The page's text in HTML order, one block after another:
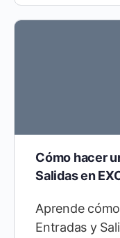
Cómo hacer
Salidas en
Aprende
Entradas y